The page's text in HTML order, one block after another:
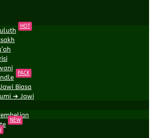
HOT
PACK
Biasa
➔ Jawi
NEW